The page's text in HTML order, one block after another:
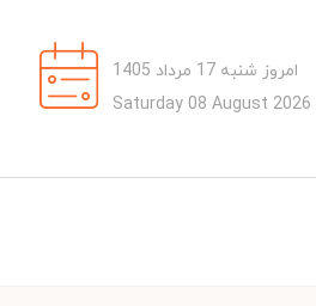
امروز شنبه 17 مرداد 1405
Saturday 08 August 2026